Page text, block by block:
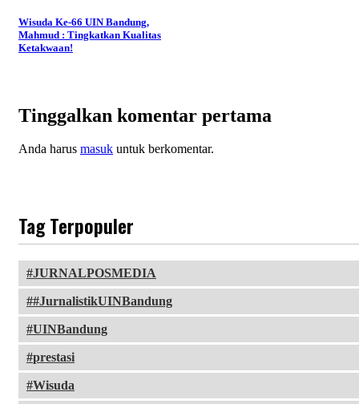
Wisuda Ke-66 UIN Bandung,
Mahmud : Tingkatkan Kualitas
Ketakwaan!
Tinggalkan komentar pertama
Anda harus masuk untuk berkomentar.
Tag Terpopuler
JURNALPOSMEDIA
#JurnalistikUINBandung
UINBandung
prestasi
Wisuda